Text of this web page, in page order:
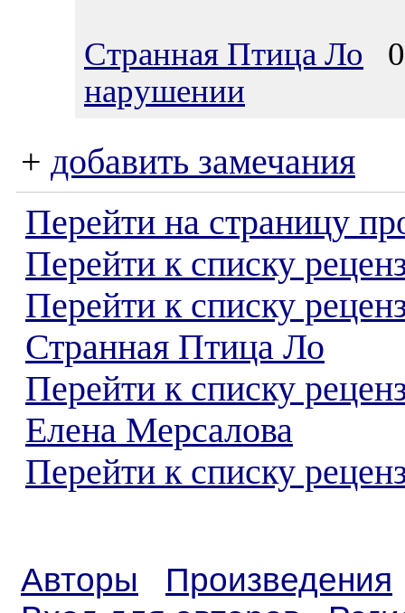
Странная Птица Ло
нарушении
+ добавить замечания
Перейти на страницу
Перейти к списку
Перейти к списку
Странная Птица Ло
Перейти к списку
Елена Мерсалова
Перейти к списку
Авторы
Произведения